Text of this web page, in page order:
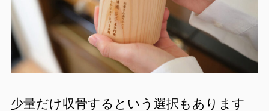
少量だけ収骨するという選択もあります